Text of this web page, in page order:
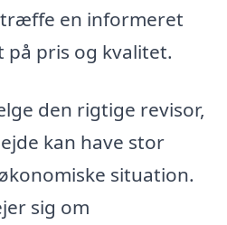
en informeret
pris og kvalitet.
den rigtige revisor,
kan have stor
situation.
sig om